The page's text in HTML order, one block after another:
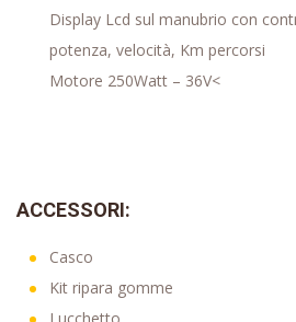
Display Lcd sul manubrio con
potenza, velocità, Km percorsi
Motore 250Watt – 36V<
ACCESSORI:
Casco
Kit ripara gomme